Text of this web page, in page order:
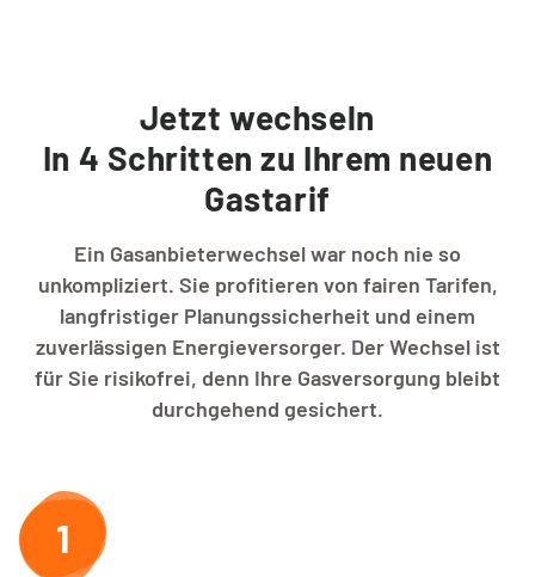
Jetzt wechseln
In 4 Schritten zu Ihrem neuen
Gastarif
Ein Gasanbieterwechsel war noch nie so
unkompliziert. Sie profitieren von fairen Tarifen,
langfristiger Planungssicherheit und einem
zuverlässigen Energieversorger. Der Wechsel ist
für Sie risikofrei, denn Ihre Gasversorgung bleibt
durchgehend gesichert.
1